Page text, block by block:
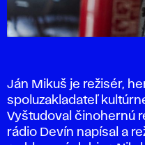
Ján Mikuš je režisér,
spoluzakladateľ
Vyštudoval činohernú
rádio Devín napísal a